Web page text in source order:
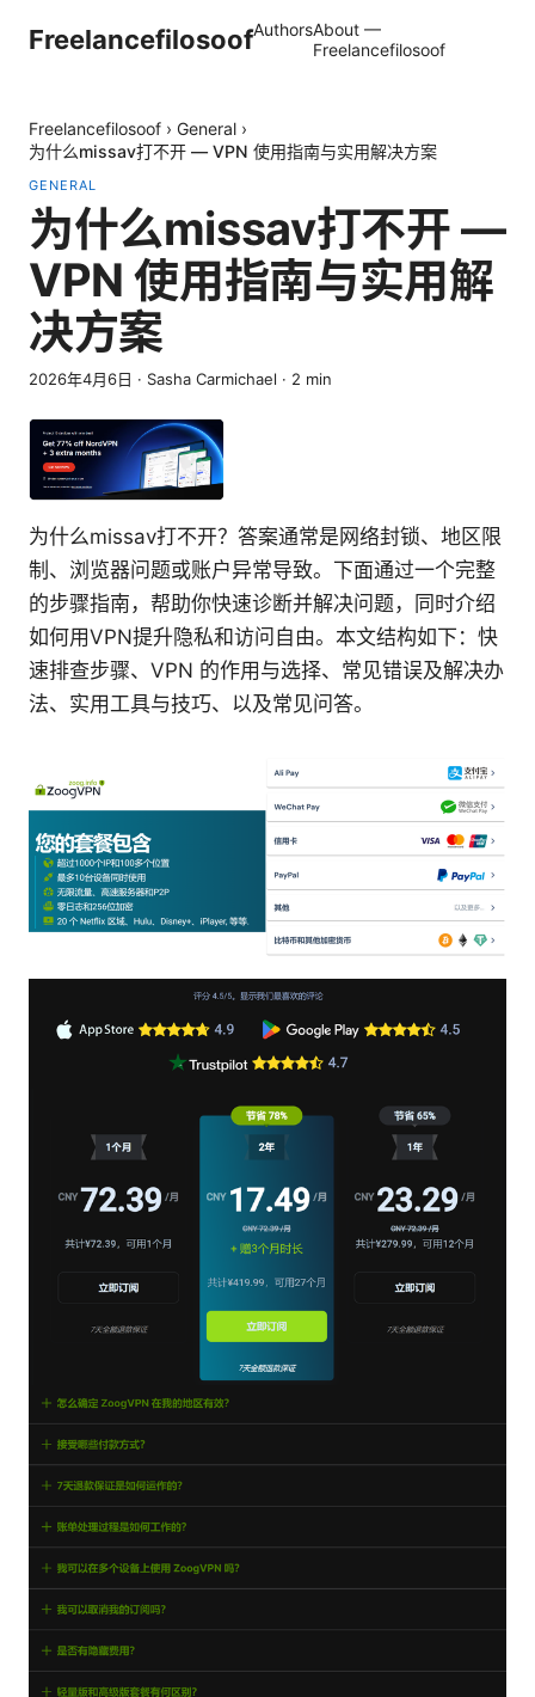
FreelancefilosoofAuthorsAbout —
Freelancefilosoof
Freelancefilosoof › General ›
为什么missav打不开 — VPN 使用指南与实用解决方案
GENERAL
为什么missav打不开 —
VPN 使用指南与实用解
决方案
2026年4月6日 · Sasha Carmichael · 2 min
为什么missav打不开？答案通常是网络封锁、地区限
制、浏览器问题或账户异常导致。下面通过一个完整
的步骤指南，帮助你快速诊断并解决问题，同时介绍
如何用VPN提升隐私和访问自由。本文结构如下：快
速排查步骤、VPN 的作用与选择、常见错误及解决办
法、实用工具与技巧、以及常见问答。